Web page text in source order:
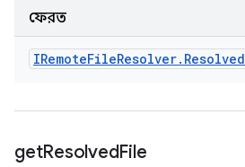
ফেরত
IRemoteFileResolver. Resolved
getResolvedFile